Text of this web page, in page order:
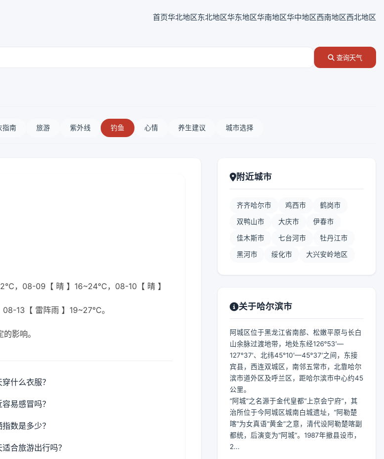
首页华北地区东北地区华东地区华南地区华中地区西南地区西北地区
查询天气
指南 旅游 紫外线 钓鱼 心情 养生建议 城市选择
，08-09【 晴 】16~24℃，08-10【 晴 】
13【 雷阵雨 】19~27℃。
影响。
什么衣服？
易感冒吗？
数是多少？
合旅游出行吗？
附近城市
齐齐哈尔市 鸡西市 鹤岗市
双鸭山市 大庆市 伊春市
佳木斯市 七台河市 牡丹江市
黑河市 绥化市 大兴安岭地区
关于哈尔滨市
阿城区位于黑龙江省南部、松嫩平原与长白
山余脉过渡地带，地处东经126°53′—
127°37′、北纬45°10′—45°37′之间，东接
宾县，西连双城区，南邻五常市，北靠哈尔
滨市道外区及呼兰区，距哈尔滨市中心约45
公里。
“阿城”之名源于金代皇都“上京会宁府”，其
治所位于今阿城区城南白城遗址，“阿勒楚
喀”为女真语“黄金”之意，清代设阿勒楚喀副
都统，后演变为“阿城”。1987年撤县设市，
2...